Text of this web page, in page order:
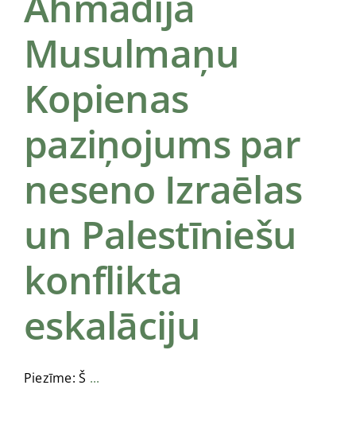
Lūgšanas laiks
Musulmaņu
Kopienas
paziņojums par
neseno Izraēlas
un Palestīniešu
konflikta
eskalāciju
Piezīme: Š ...